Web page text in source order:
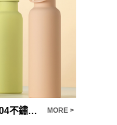
【客製化禮品推薦】 304不鏽鋼隨身杯 保溫杯訂製 保溫杯彩印 MORE >